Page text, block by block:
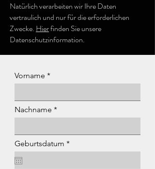
Natürlich verarbeiten wir Ihre Daten
vertraulich und nur für die erforderlichen
Zwecke. Hierfinden Sie unsere
Datenschutzinformation.
Vorname
Nachname
Geburtsdatum *r
e